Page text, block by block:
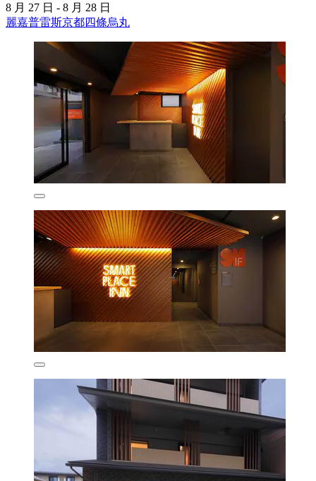
8 月 27 日 - 8 月 28 日
麗嘉普雷斯京都四條烏丸